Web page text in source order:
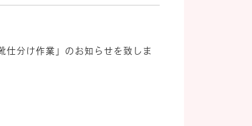
仕分け作業」のお知らせを致しま